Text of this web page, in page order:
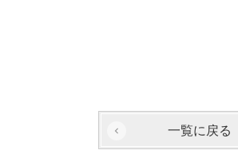
一覧に戻る